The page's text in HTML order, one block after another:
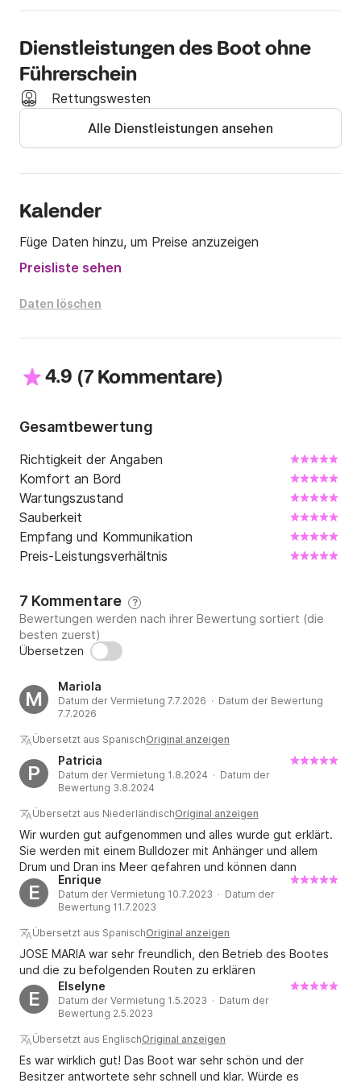
Wenn Sie Fragen haben, zögern Sie nicht, uns über
den Nachrichtendienst der Plattform zu kontaktieren.
Wir erwarten Sie bei Charters
Dienstleistungen des Boot ohne
Führerschein
Rettungswesten
Alle Dienstleistungen ansehen
Kalender
Füge Daten hinzu, um Preise anzuzeigen
Preisliste sehen
Daten löschen
4.9 (7 Kommentare)
Gesamtbewertung
Richtigkeit der Angaben
Komfort an Bord
Wartungszustand
Sauberkeit
Empfang und Kommunikation
Preis-Leistungsverhältnis
7 Kommentare ?
Bewertungen werden nach ihrer Bewertung sortiert (die
besten zuerst)
Übersetzen
M
Mariola
Datum der Vermietung 7.7.2026 · Datum der Bewertung
7.7.2026
Übersetzt aus SpanischOriginal anzeigen
P
Patricia
Datum der Vermietung 1.8.2024 · Datum der
Bewertung 3.8.2024
Übersetzt aus NiederländischOriginal anzeigen
Wir wurden gut aufgenommen und alles wurde gut erklärt.
Sie werden mit einem Bulldozer mit Anhänger und allem
Drum und Dran ins Meer gefahren und können dann
lossegeln. Das Boot zurück auf den Anhänger zu segeln ist
ziemlich aufregend. Auf der Website von Click&Boat hatten
wir den Eindruck, dass das Boot mit allem ausgestattet war,
z. B. einem Paddle-Board und einer Fun Tube, aber das ist
leider nicht der Fall. Trotzdem hatten wir eine wundervolle
Zeit auf dem Boot.
E
Enrique
Datum der Vermietung 10.7.2023 · Datum der
Bewertung 11.7.2023
Übersetzt aus SpanischOriginal anzeigen
JOSE MARIA war sehr freundlich, den Betrieb des Bootes
und die zu befolgenden Routen zu erklären
E
Elselyne
Datum der Vermietung 1.5.2023 · Datum der
Bewertung 2.5.2023
Übersetzt aus EnglischOriginal anzeigen
Es war wirklich gut! Das Boot war sehr schön und der
Besitzer antwortete sehr schnell und klar. Würde es